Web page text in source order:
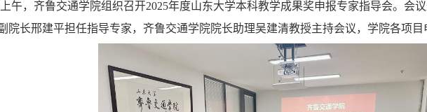
午，齐鲁交通学院组织召开2025年度山东大学本科教学成果奖申报专家指导会。会
院长邢建平担任指导专家，齐鲁交通学院院长助理吴建清教授主持会议，学院各项目